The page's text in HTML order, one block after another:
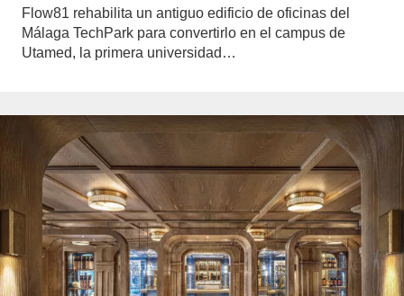
Flow81 rehabilita un antiguo edificio de oficinas del
Málaga TechPark para convertirlo en el campus de
Utamed, la primera universidad…